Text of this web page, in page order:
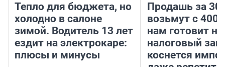
Тепло для бюджета, но
холодно в салоне
зимой. Водитель 13 лет
ездит на электрокаре:
плюсы и минусы
Продашь за
возьмут с
нам готовит
налоговый
коснется